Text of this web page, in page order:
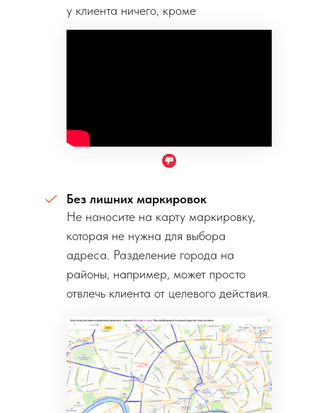
у клиента ничего, кроме
раздражения.
Без лишних маркировок
Не наносите на карту маркировку,
которая не нужна для выбора
адреса. Разделение города на
районы, например, может просто
отвлечь клиента от целевого действия.